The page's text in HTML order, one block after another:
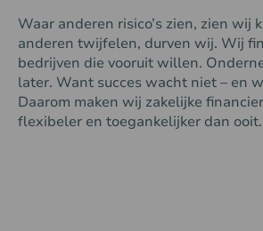
Waar anderen risico’s zien, zien wij
anderen twijfelen, durven wij. Wij
bedrijven die vooruit willen.
later. Want succes wacht niet – en
Daarom maken wij zakelijke
flexibeler en toegankelijker dan ooit.